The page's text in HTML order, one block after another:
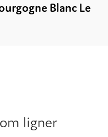
Blanc Le
ligner